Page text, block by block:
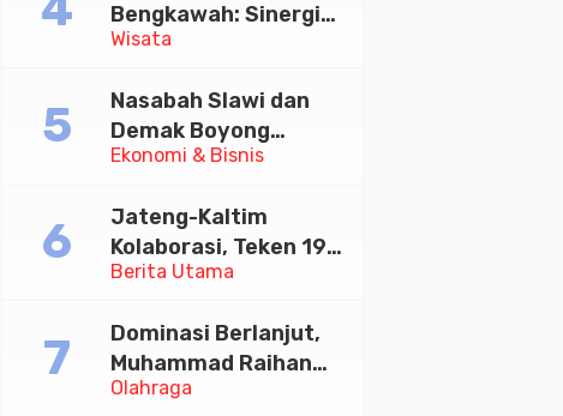
Wisata
Bengkawah: Sinergi
Desa Sikasur dan
Memajukan Wisata
serta UMKM Lokal
Ekonomi & Bisnis
Nasabah Slawi dan
Demak Boyong
Toyota Innova Zenix
Tabungan Bima Bank
Jateng
Berita Utama
Jateng-Kaltim
Kolaborasi, Teken 19
Kerja Sama Ekonomi
Olahraga
Dominasi Berlanjut,
Muhammad Raihan
Fadila Sabet Emas